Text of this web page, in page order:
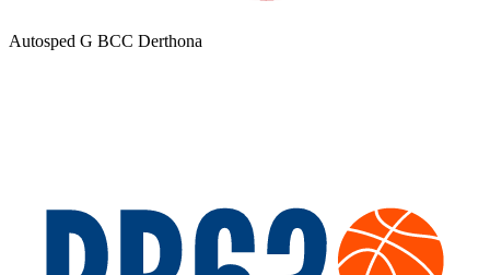
Autosped G BCC Derthona